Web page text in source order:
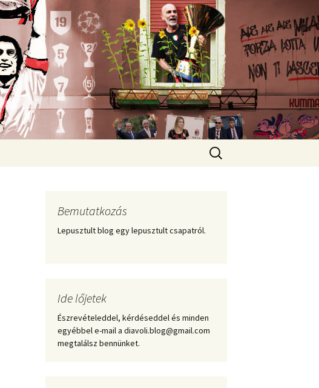
Keresés:
Bemutatkozás
Lepusztult blog egy lepusztult csapatról.
Ide lőjetek
Észrevételeddel, kérdéseddel és minden
egyébbel e-mail a diavoli.blog@gmail.com
megtalálsz bennünket.